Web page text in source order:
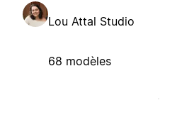
Lou Attal Studio
68 modèles